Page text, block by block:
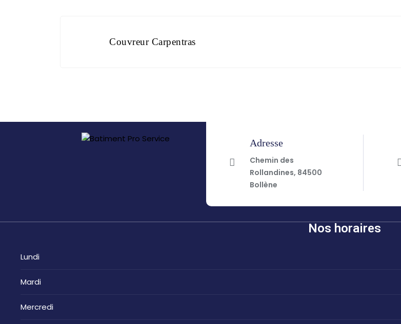
Navigation
Couvreur Carpentras
Adresse
Chemin des
Rollandines, 84500
Bollène
Nos horaires
Lundi
Mardi
Mercredi